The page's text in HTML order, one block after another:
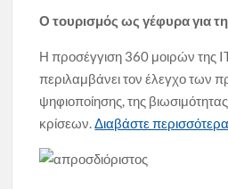
Ο τουρισμός ως γέφυρα για
Η προσέγγιση 360 μοιρών της
περιλαμβάνει τον έλεγχο των
ψηφιοποίησης, της
κρίσεων.Διαβάστε περισσότερα